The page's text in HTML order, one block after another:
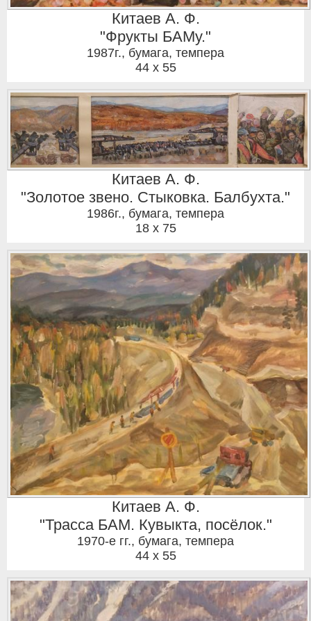
Китаев А. Ф.
"Фрукты БАМу."
1987г., бумага, темпера
44 x 55
Китаев А. Ф.
"Золотое звено. Стыковка. Балбухта."
1986г., бумага, темпера
18 x 75
Китаев А. Ф.
"Трасса БАМ. Кувыкта, посёлок."
1970-е гг., бумага, темпера
44 x 55